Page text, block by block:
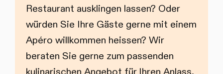
Restaurant ausklingen lassen? Oder
würden Sie Ihre Gäste gerne mit einem
Apéro willkommen heissen? Wir
beraten Sie gerne zum passenden